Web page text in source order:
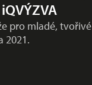
pro mladé, tvořivé
2021.